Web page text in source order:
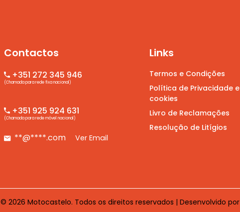
Contactos
+351 272 345 946
(Chamada para rede fixa nacional)
+351 925 924 631
(Chamada para rede móvel nacional)
**@****.com Ver Email
Links
Termos e Condições
Política de Privacidade e
cookies
Livro de Reclamações
Resolução de Litígios
© 2026 Motocastelo. Todos os direitos reservados | Desenvolvido por